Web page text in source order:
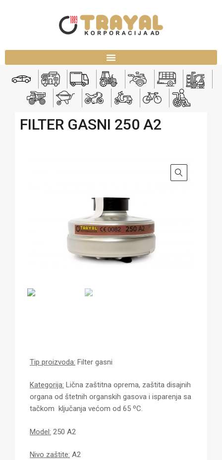
FILTER GASNI 250 A2
Tip proizvoda: Filter gasni
Kategorija: Lična zaštitna oprema, zaštita disajnih
organa od štetnih organskih gasova i isparenja sa
tačkom ključanja većom od 65 ºC.
Model: 250 A2
Nivo zaštite: A2